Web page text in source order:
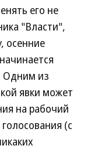
его не
"Власти",
осенние
Одним из
явки может
на рабочий
(с